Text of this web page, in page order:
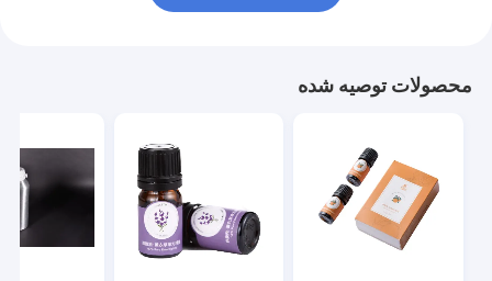
محصولات توصیه شده